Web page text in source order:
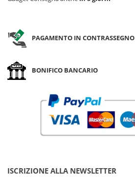
PAGAMENTO IN CONTRASSEGNO
BONIFICO BANCARIO
ISCRIZIONE ALLA NEWSLETTER